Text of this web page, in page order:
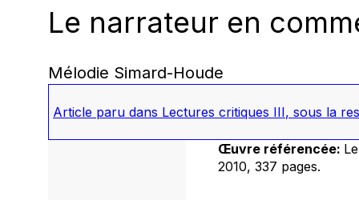
Le narrateur en
Mélodie Simard-Houde
Article paru dans Lectures critiques III, sous la
Œuvre référencée:
2010, 337 pages.